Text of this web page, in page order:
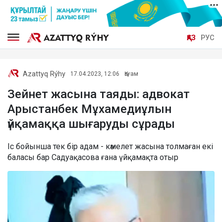
ҚАЗ РУС
Azattyq Rýhy 17.04.2023, 12:06 Қоғам
Зейнет жасына таяды: адвокат
Арыстанбек Мұхамедиұлын
үйқамаққа шығаруды сұрады
Іс бойынша тек бір адам - кәмелет жасына толмаған екі
баласы бар Садуақасова ғана үйқамақта отыр